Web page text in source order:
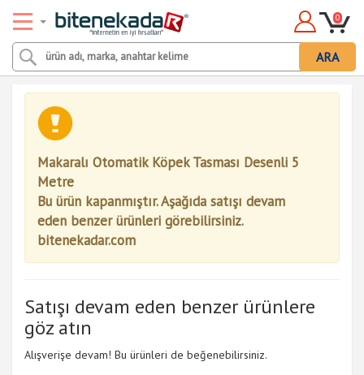
ARA
0
Makaralı Otomatik Köpek Tasması Desenli 5
Metre
Bu ürün kapanmıştır. Aşağıda satışı devam
eden benzer ürünleri görebilirsiniz.
bitenekadar.com
Satışı devam eden benzer ürünlere
göz atın
Alışverişe devam! Bu ürünleri de beğenebilirsiniz.